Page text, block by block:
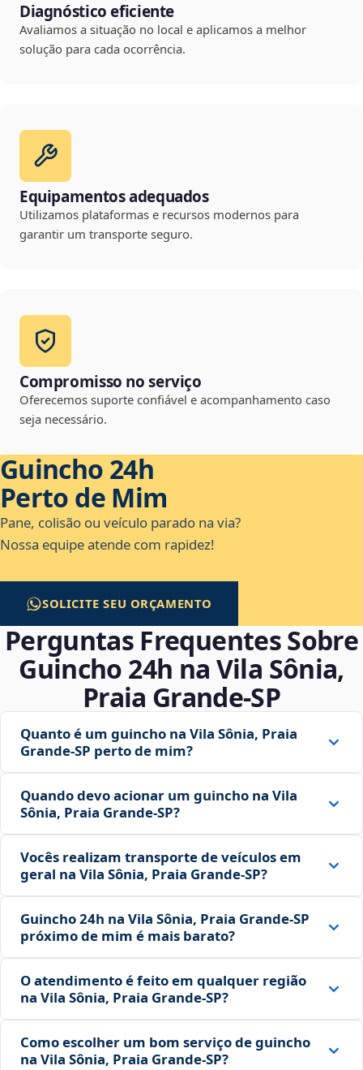
Diagnóstico eficiente
Avaliamos a situação no local e aplicamos a melhor
solução para cada ocorrência.
Equipamentos adequados
Utilizamos plataformas e recursos modernos para
garantir um transporte seguro.
Compromisso no serviço
Oferecemos suporte confiável e acompanhamento caso
seja necessário.
Guincho 24h
Perto de Mim
Pane, colisão ou veículo parado na via?
Nossa equipe atende com rapidez!
SOLICITE SEU ORÇAMENTO
Perguntas Frequentes Sobre
Guincho 24h na Vila Sônia,
Praia Grande‑SP
Quanto é um guincho na Vila Sônia, Praia
Grande‑SP perto de mim?
Quando devo acionar um guincho na Vila
Sônia, Praia Grande‑SP?
Vocês realizam transporte de veículos em
geral na Vila Sônia, Praia Grande‑SP?
Guincho 24h na Vila Sônia, Praia Grande‑SP
próximo de mim é mais barato?
O atendimento é feito em qualquer região
na Vila Sônia, Praia Grande‑SP?
Como escolher um bom serviço de guincho
na Vila Sônia, Praia Grande‑SP?